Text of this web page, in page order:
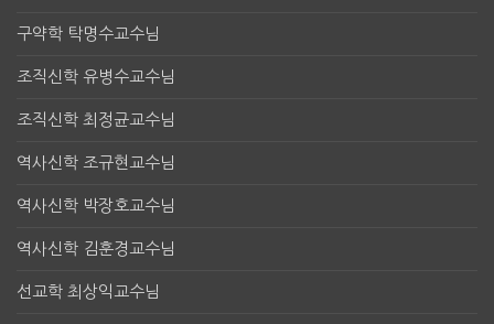
구약학 탁명수교수님
조직신학 유병수교수님
조직신학 최정균교수님
역사신학 조규현교수님
역사신학 박장호교수님
역사신학 김훈경교수님
선교학 최상익교수님